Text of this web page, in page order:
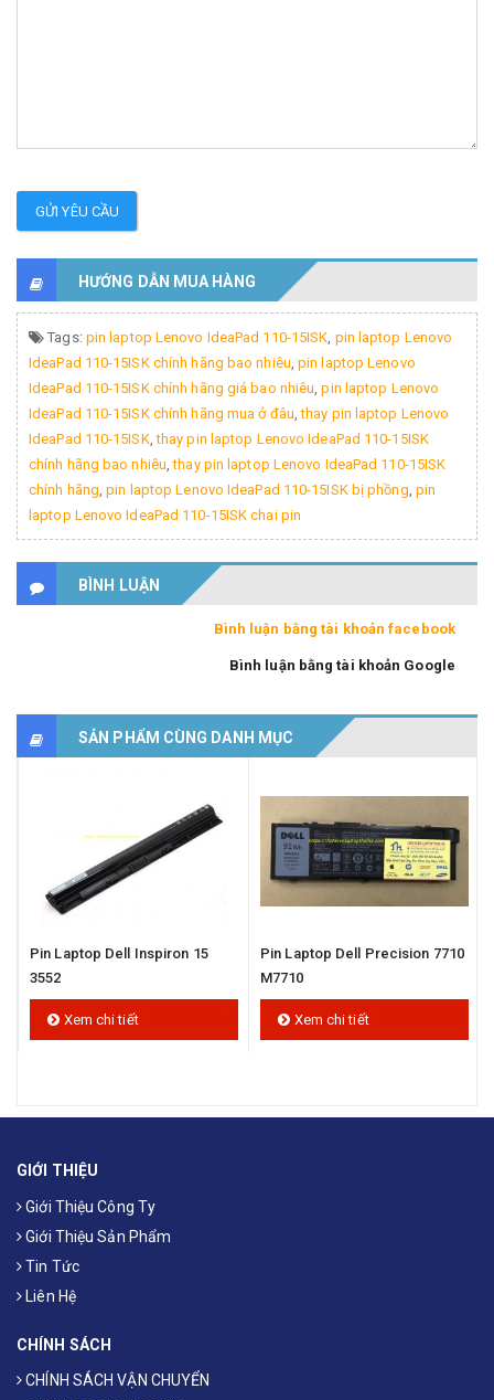
GỬI YÊU CẦU
HƯỚNG DẪN MUA HÀNG
Tags: pin laptop Lenovo IdeaPad 110-15ISK, pin laptop Lenovo
IdeaPad 110-15ISK chính hãng bao nhiêu,pin laptop Lenovo
IdeaPad 110-15ISK chính hãng giá bao nhiêu,pin laptop Lenovo
IdeaPad 110-15ISK chính hãng mua ở đâu,thay pin laptop Lenovo
IdeaPad 110-15ISK,thay pin laptop Lenovo IdeaPad 110-15ISK
chính hãng bao nhiêu,thay pin laptop Lenovo IdeaPad 110-15ISK
chính hãng,pin laptop Lenovo IdeaPad 110-15ISK bị phồng, pin
laptop Lenovo IdeaPad 110-15ISK chai pin
BÌNH LUẬN
Bình luận bằng tài khoản facebook
Bình luận bằng tài khoản Google
SẢN PHẨM CÙNG DANH MỤC
Pin Laptop Dell Inspiron 15
3552
Xem chi tiết
Pin Laptop Dell Precision 7710
M7710
Xem chi tiết
GIỚI THIỆU
Giới Thiệu Công Ty
Giới Thiệu Sản Phẩm
Tin Tức
Liên Hệ
CHÍNH SÁCH
CHÍNH SÁCH VẬN CHUYỂN